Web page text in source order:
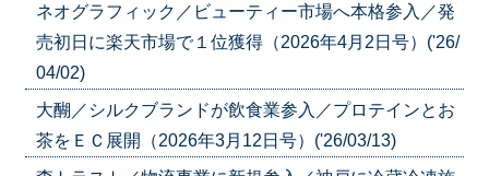
ネオグラフィック／ビューティー市場へ本格参入／発
売初日に楽天市場で１位獲得（2026年4月2日号）('26/
04/02)
大醐／シルクブランドが飲食業参入／プロテインとお
茶をＥＣ展開（2026年3月12日号）('26/03/13)